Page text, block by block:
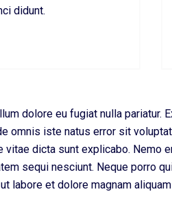
didunt.
dolore eu fugiat nulla pariatur.
omnis iste natus error sit
vitae dicta sunt explicabo. Nemo
sequi nesciunt. Neque porro
labore et dolore magnam